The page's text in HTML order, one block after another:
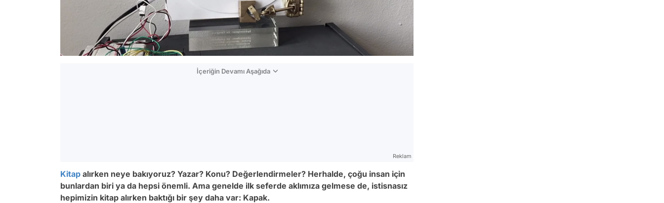
İçeriğin Devamı Aşağıda
Reklam
Kitap alırken neye bakıyoruz? Yazar? Konu? Değerlendirmeler? Herhalde, çoğu insan için
bunlardan biri ya da hepsi önemli. Ama genelde ilk seferde aklımıza gelmese de, istisnasız
hepimizin kitap alırken baktığı bir şey daha var: Kapak.